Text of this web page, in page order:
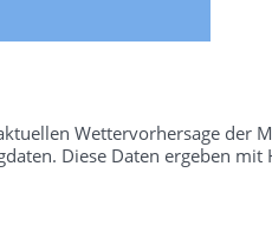
Wettervorhersage der
Diese Daten ergeben